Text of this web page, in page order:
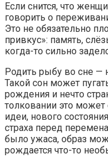
Если снится, что
говорить о
Это не обязательно
привкус»: память,
когда-то сильно
Родить рыбу во сне
Такой сон может
рождения и нечто
толковании это
идеи, нового
страха перед
было ужаса, образ
рождается что-то